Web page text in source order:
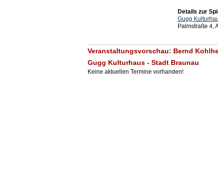
Details zur
Gugg
Palmstraße 4,
Veranstaltungsvorschau: Bernd
Gugg Kulturhaus - Stadt Braunau
Keine aktuellen Termine vorhanden!